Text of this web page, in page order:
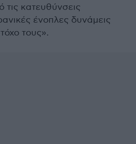
κατευθύνσεις
ένοπλες δυνάμεις
τους».